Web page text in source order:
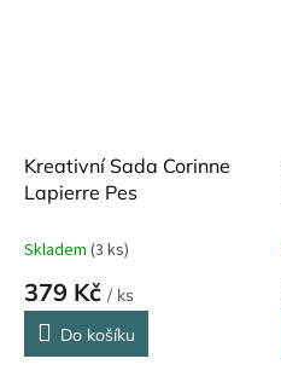
Kreativní Sada Corinne
Lapierre Pes
Skladem (3 ks)
379 Kč / ks
Do košíku